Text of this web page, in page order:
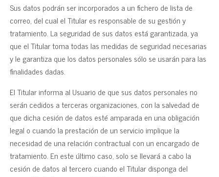
Sus datos podrán ser incorporados a un fichero de lista de
correo, del cual el Titular es responsable de su gestión y
tratamiento. La seguridad de sus datos está garantizada, ya
que el Titular toma todas las medidas de seguridad necesarias
y le garantiza que los datos personales sólo se usarán para las
finalidades dadas.
El Titular informa al Usuario de que sus datos personales no
serán cedidos a terceras organizaciones, con la salvedad de
que dicha cesión de datos esté amparada en una obligación
legal o cuando la prestación de un servicio implique la
necesidad de una relación contractual con un encargado de
tratamiento. En este último caso, solo se llevará a cabo la
cesión de datos al tercero cuando el Titular disponga del